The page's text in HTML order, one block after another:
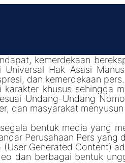
kemerdekaan
Universal Hak Asasi
dan kemerdekaan pers.
karakter khusus sehingga
Undang-Undang
dan masyarakat
bentuk media yang
Perusahaan Pers yang
(User Generated Content)
dan berbagai bentuk